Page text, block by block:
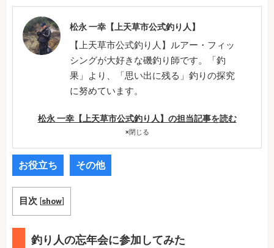
松永 一幸【上天草市公式釣り人】
【上天草市公式釣り人】ルアー・フィッ
シングが大好きな磯釣り師です。「釣
果」より、「思い出に残る」釣りの探究
に努めています。
松永 一幸【上天草市公式釣り人】の担当記事を読む
×閉じる
お役立ち その他
目次 [show]
釣り人の忘年会に参加してみた